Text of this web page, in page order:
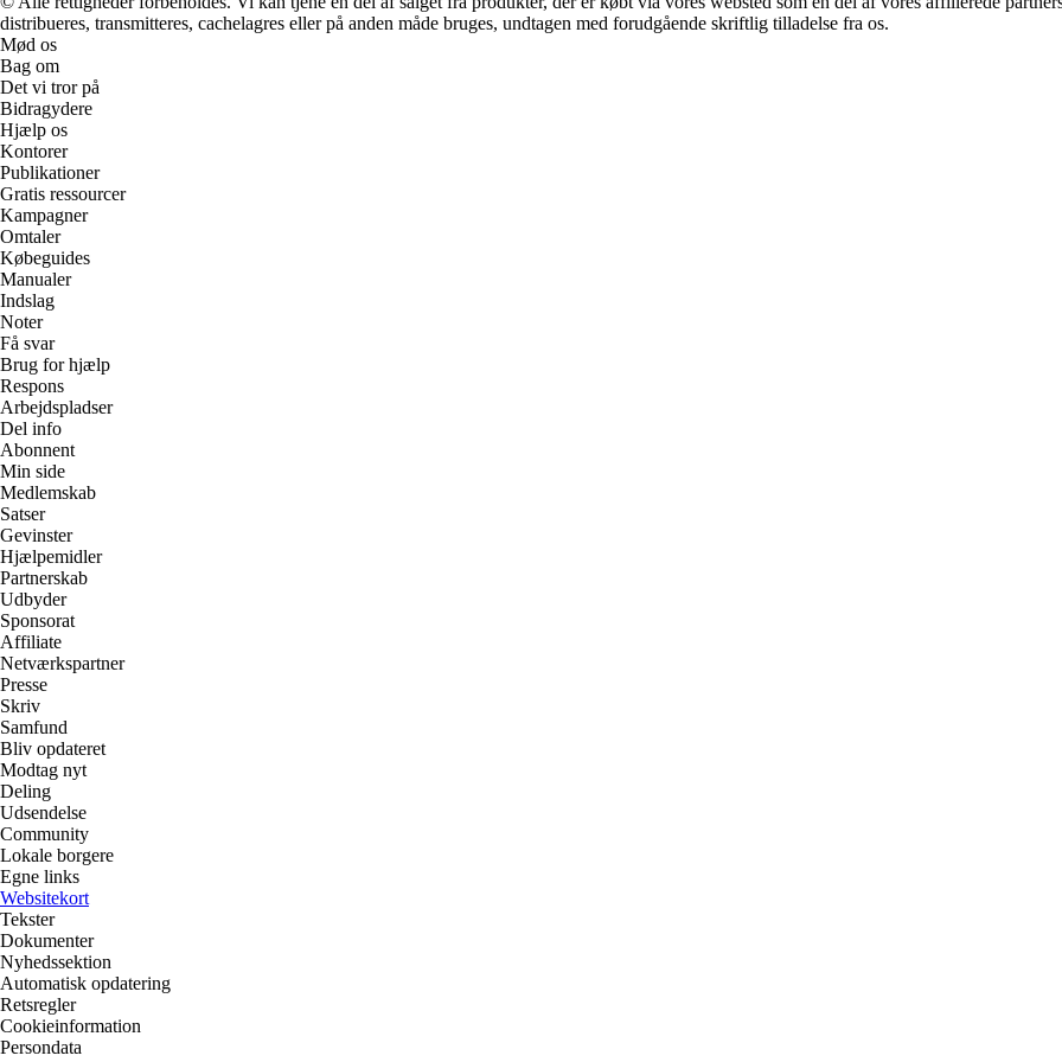
distribueres, transmitteres, cachelagres eller på anden måde bruges, undtagen med forudgående skriftlig tilladelse fra os.
Mød os
Bag om
Det vi tror på
Bidragydere
Hjælp os
Kontorer
Publikationer
Gratis ressourcer
Kampagner
Omtaler
Købeguides
Manualer
Indslag
Noter
Få svar
Brug for hjælp
Respons
Arbejdspladser
Del info
Abonnent
Min side
Medlemskab
Satser
Gevinster
Hjælpemidler
Partnerskab
Udbyder
Sponsorat
Affiliate
Netværkspartner
Presse
Skriv
Samfund
Bliv opdateret
Modtag nyt
Deling
Udsendelse
Community
Lokale borgere
Egne links
Websitekort
Tekster
Dokumenter
Nyhedssektion
Automatisk opdatering
Retsregler
Cookieinformation
Persondata